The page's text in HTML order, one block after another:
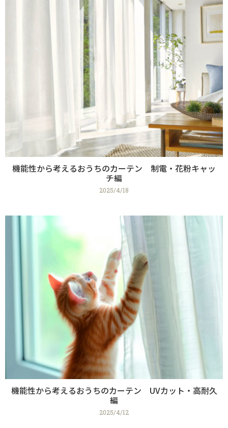
機能性から考えるおうちのカーテン 制電・花粉キャッ
チ編
2025/4/18
機能性から考えるおうちのカーテン UVカット・高耐久
編
2025/4/12